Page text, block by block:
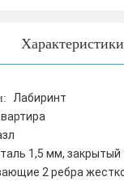
Характеристики
Лабиринт
1,5 мм, закрытый
2 ребра